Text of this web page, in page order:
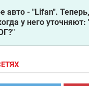
- "Lifan".
у него